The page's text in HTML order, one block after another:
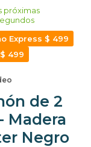
próximas
Express $ 499
499
de 2
Madera
Negro